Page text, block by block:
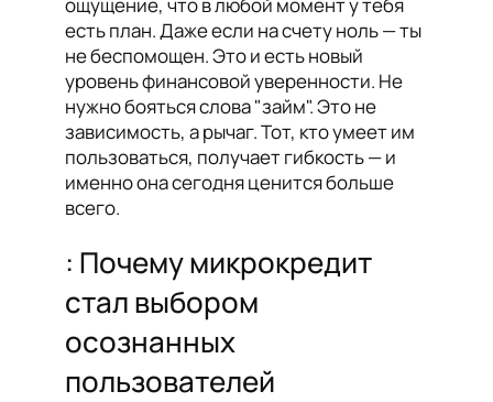
есть план. Даже если на счету ноль — ты
не беспомощен. Это и есть новый
уровень финансовой уверенности. Не
нужно бояться слова "займ". Это не
зависимость, а рычаг. Тот, кто умеет им
пользоваться, получает гибкость — и
именно она сегодня ценится больше
всего.
: Почему микрокредит
стал выбором
осознанных
пользователей